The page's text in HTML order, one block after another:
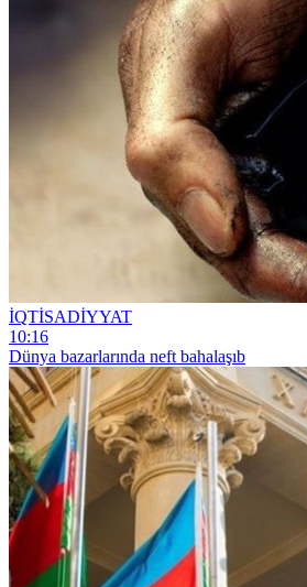
İQTİSADİYYAT
10:16
Dünya bazarlarında neft bahalaşıb